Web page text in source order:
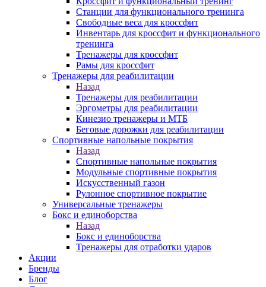
Станции для функционального тренинга
Свободные веса для кроссфит
Инвентарь для кроссфит и функционального
тренинга
Тренажеры для кроссфит
Рамы для кроссфит
Тренажеры для реабилитации
Назад
Тренажеры для реабилитации
Эргометры для реабилитации
Кинезио тренажеры и МТБ
Беговые дорожки для реабилитации
Спортивные напольные покрытия
Назад
Спортивные напольные покрытия
Модульные спортивные покрытия
Искусственный газон
Рулонное спортивное покрытие
Универсальные тренажеры
Бокс и единоборства
Назад
Бокс и единоборства
Тренажеры для отработки ударов
Акции
Бренды
Блог